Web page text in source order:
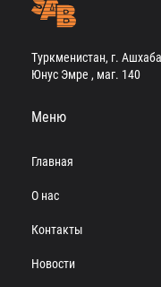
Туркменистан, г.
Юнус Эмре , маг. 140
Меню
Главная
О нас
Контакты
Новости